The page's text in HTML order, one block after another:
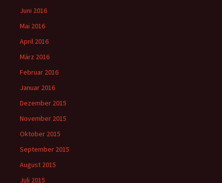
Juni 2016
Mai 2016
April 2016
März 2016
Februar 2016
Januar 2016
Dezember 2015
November 2015
Oktober 2015
September 2015
August 2015
Juli 2015